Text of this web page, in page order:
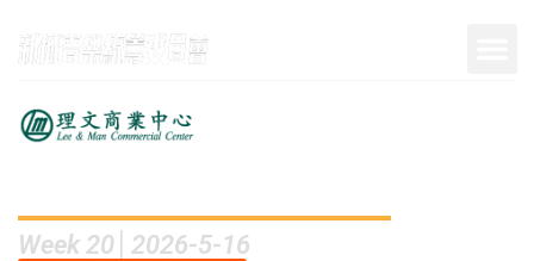
Week 20│2026-5-16